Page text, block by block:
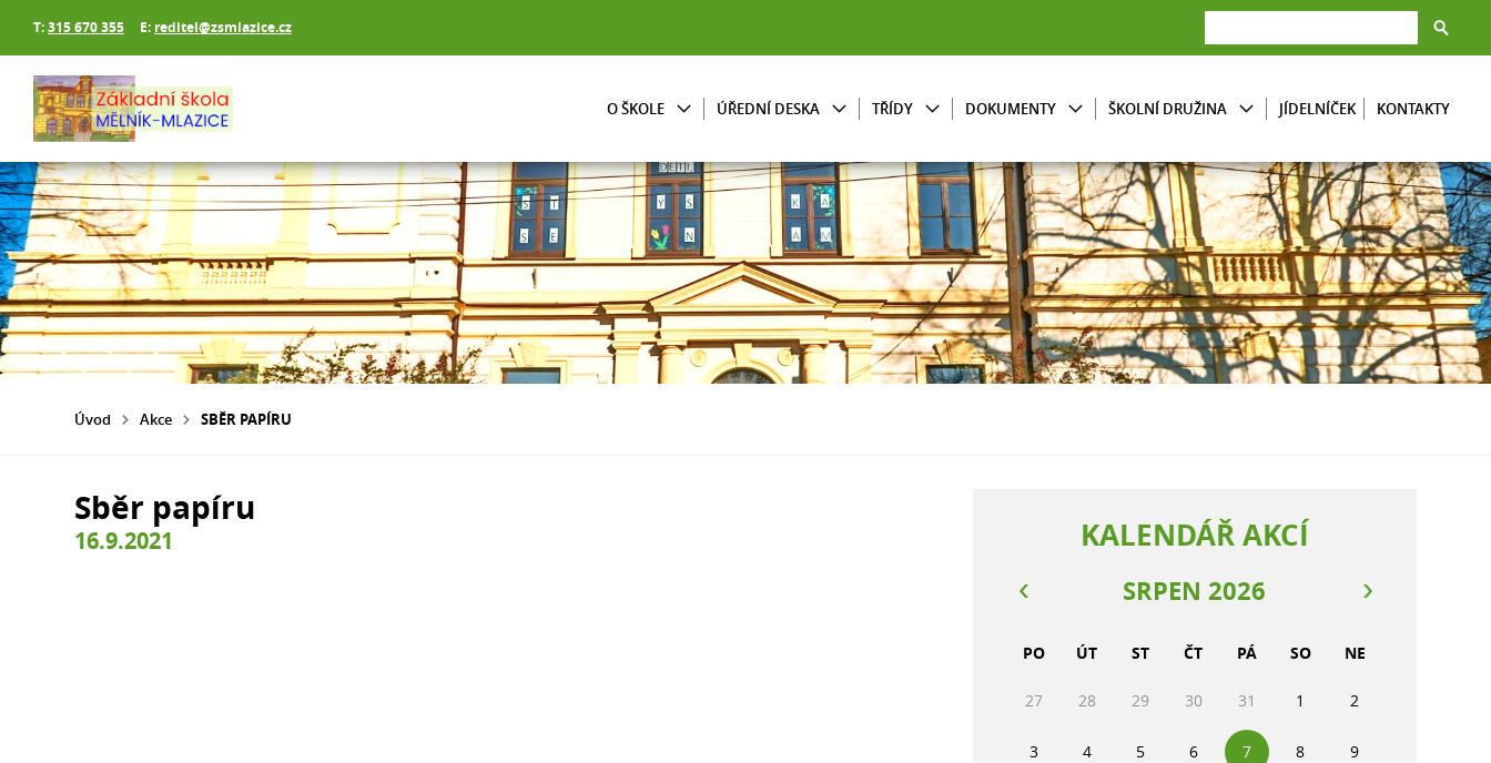
T:315 670 355 E: reditel@zsmlazice.cz
O ŠKOLE ÚŘEDNÍ DESKA TŘÍDY DOKUMENTY ŠKOLNÍ DRUŽINA JÍDELNÍČEK KONTAKTY
Úvod Akce SBĚR PAPÍRU
Sběr papíru
16.9.2021 KALENDÁŘ AKCÍ
SRPEN 2026
PO ÚT ST ČT PÁ SO NE
27 28 29 30 31 1 2
3 4 5 6 7 8 9